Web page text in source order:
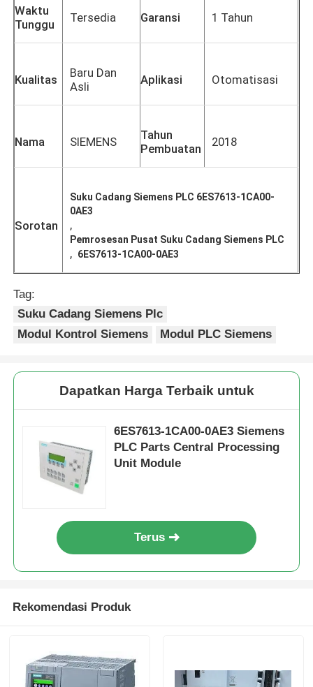
Produk
Wisata pabrik
Hubungi kami
Quote request suatu
Allen Bradley PLC Parts
Bagian PLC Siemens
Waktu
Tunggu
Tersedia Garansi 1 Tahun
Kualitas
Baru Dan
Asli
Aplikasi Otomatisasi
Nama SIEMENS
Tahun
Pembuatan
2018
Sorotan
Suku Cadang Siemens PLC 6ES7613-1CA00-
0AE3
,
Pemrosesan Pusat Suku Cadang Siemens PLC
, 6ES7613-1CA00-0AE3
Tag:
Suku Cadang Siemens Plc
Modul Kontrol Siemens
Modul PLC Siemens
Dapatkan Harga Terbaik untuk
6ES7613-1CA00-0AE3 Siemens
PLC Parts Central Processing
Unit Module
Terus
Rekomendasi Produk